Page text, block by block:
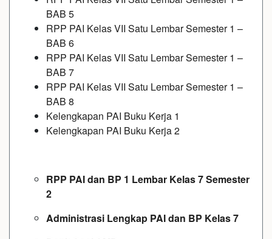
BAB 5
RPP PAI Kelas VII Satu Lembar Semester 1 –
BAB 6
RPP PAI Kelas VII Satu Lembar Semester 1 –
BAB 7
RPP PAI Kelas VII Satu Lembar Semester 1 –
BAB 8
Kelengkapan PAI Buku Kerja 1
Kelengkapan PAI Buku Kerja 2
RPP PAI dan BP 1 Lembar Kelas 7 Semester
2
Administrasi Lengkap PAI dan BP Kelas 7